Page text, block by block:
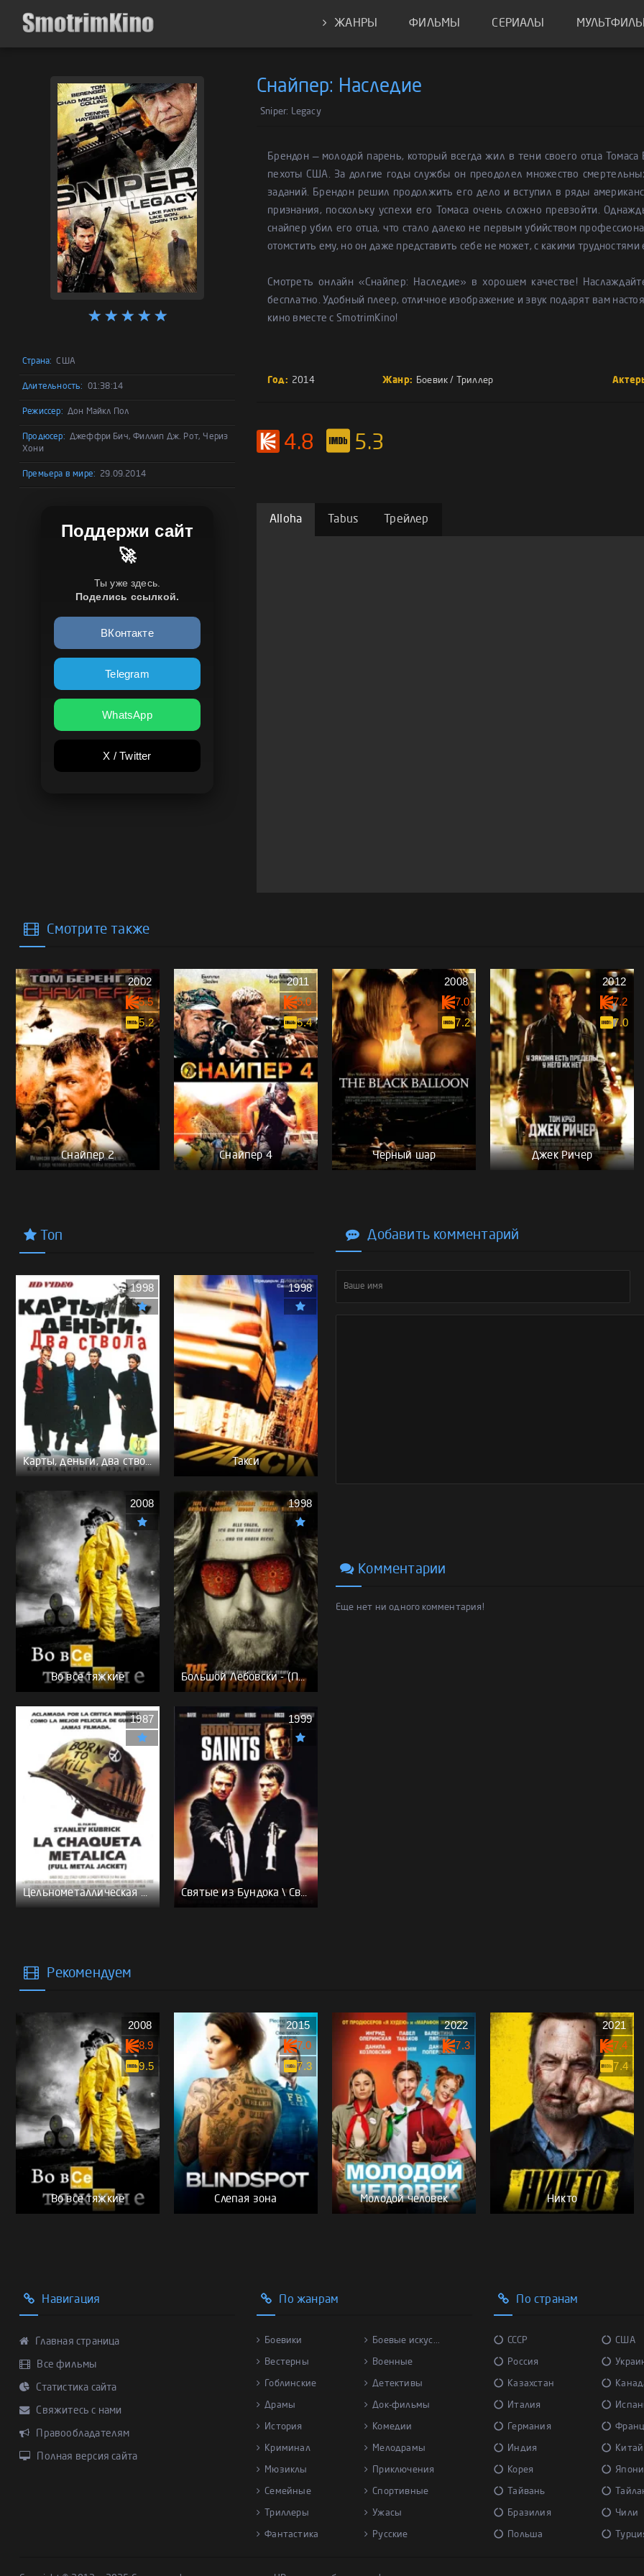
ЖАНРЫ ФИЛЬМЫ СЕРИАЛЫ
Страна: США
Длительность: 01:38:14
Режиссер: Дон Майкл Пол
Продюсер: Джеффри Бич, Филлип Дж. Рот, Чериз
Хони
Премьера в мире: 29.09.2014
Поддержи сайт
🚀
Ты уже здесь.
Поделись ссылкой.
ВКонтакте
Telegram
WhatsApp
X / Twitter
Снайпер: Наследие
Sniper: Legacy
Брендон — молодой парень, который всегда жил в тени своего отца
пехоты США. За долгие годы службы он преодолел множество
заданий. Брендон решил продолжить его дело и вступил в ряды
признания, поскольку успехи его Томаса очень сложно превзойти.
снайпер убил его отца, что стало далеко не первым убийством
отомстить ему, но он даже представить себе не может, с какими трудностями
Смотреть онлайн «Снайпер: Наследие» в хорошем качестве!
бесплатно. Удобный плеер, отличное изображение и звук подарят вам
кино вместе с SmotrimKino!
Год: 2014 Жанр: Боевик / Триллер
4.8 5.3
Alloha Tabus Трейлер
Смотрите также
Снайпер 2
2002
5.5
5.2
Снайпер 4
2011
5.0
5.4
Черный шар
2008
7.0
7.2
Джек Ричер
2012
7.2
7.0
Топ
Карты, деньги, два ствола - (Перевод Гоблина)
1998
Такси
1998
Во все тяжкие
2008
Большой Лебовски - (Перевод Гоблина)
1998
Цельнометаллическая оболочка - (Перевод Гоблина)
1987
Святые из Бундока \ Святые из трущоб - (Перевод Гоблина)
1999
Добавить комментарий
Комментарии
Еще нет ни одного комментария!
Рекомендуем
Во все тяжкие
2008
8.9
9.5
Слепая зона
2015
7.0
7.3
Молодой человек
2022
7.3
Никто
2021
7.4
7.4
Навигация
Главная страница
Все фильмы
Статистика сайта
Свяжитесь с нами
Правообладателям
Полная версия сайта
По жанрам
Боевики Боевые искус...
Вестерны Военные
Гоблинские Детективы
Драмы Док-фильмы
История Комедии
Криминал Мелодрамы
Мюзиклы Приключения
Семейные Спортивные
Триллеры Ужасы
Фантастика Русские
По странам
СССР США
Россия
Казахстан
Италия
Германия
Индия Китай
Корея
Тайвань
Бразилия Чили
Польша